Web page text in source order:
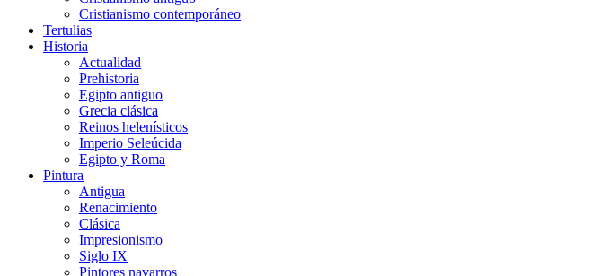
Cristianismo contemporáneo
Tertulias
Historia
Actualidad
Prehistoria
Egipto antiguo
Grecia clásica
Reinos helenísticos
Imperio Seleúcida
Egipto y Roma
Pintura
Antigua
Renacimiento
Clásica
Impresionismo
Siglo IX
Pintores navarros